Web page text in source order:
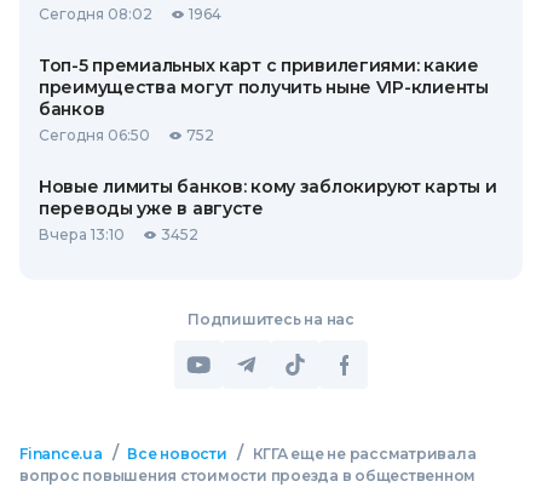
Сегодня 08:02 1964
Топ-5 премиальных карт с привилегиями: какие
преимущества могут получить ныне VIP-клиенты
банков
Сегодня 06:50 752
Новые лимиты банков: кому заблокируют карты и
переводы уже в августе
Вчера 13:10 3452
Подпишитесь на нас
Finance.ua / Все новости /
КГГА еще не рассматривала
вопрос повышения стоимости проезда в общественном